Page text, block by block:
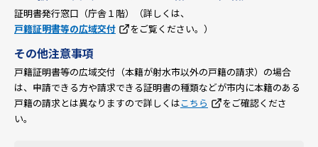
証明書発行窓口（庁舎１階）（詳しくは、
戸籍証明書等の広域交付
をご覧ください。）
その他注意事項
戸籍証明書等の広域交付（本籍が射水市以外の戸籍の請求）の場合
は、申請できる方や請求できる証明書の種類などが市内に本籍のある
戸籍の請求とは異なりますので詳しくはこちら
をご確認くださ
い。